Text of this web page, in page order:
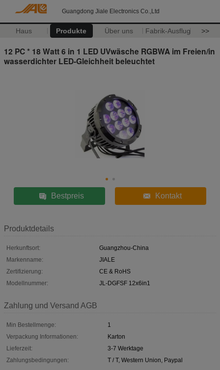
Guangdong Jiale Electronics Co.,Ltd
Haus Produkte Über uns Fabrik-Ausflug >>
12 PC * 18 Watt 6 in 1 LED UVwäsche RGBWA im Freien/in
wasserdichter LED-Gleichheit beleuchtet
Bestpreis Kontakt
Produktdetails
Herkunftsort:
Guangzhou-China
Markenname:
JIALE
Zertifizierung:
CE & RoHS
Modellnummer:
JL-DGFSF 12x6in1
Zahlung und Versand AGB
Min Bestellmenge:
1
Verpackung Informationen:
Karton
Lieferzeit:
3-7 Werktage
Zahlungsbedingungen:
T / T, Western Union, Paypal